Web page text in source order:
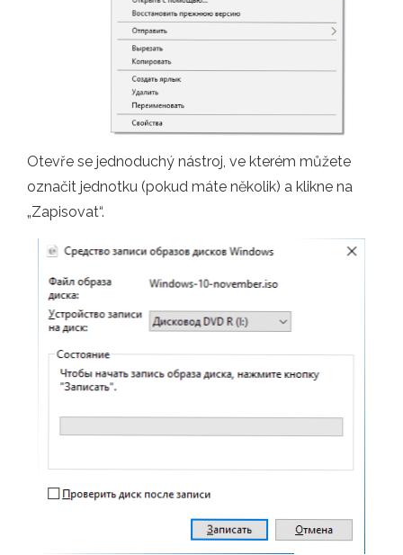
Otevře se jednoduchý nástroj, ve kterém můžete
označit jednotku (pokud máte několik) a klikne na
„Zapisovat“.